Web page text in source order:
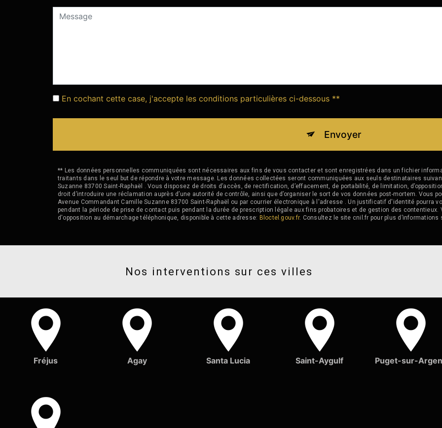
En cochant cette case, j'accepte les conditions particulières ci-dessous **
Envoyer
** Les données personnelles communiquées sont nécessaires aux fins de vous contacter et sont enregistrées dans un fichier
traitants dans le seul but de répondre à votre message. Les données collectées seront communiquées aux seuls destinataires
Suzanne 83700 Saint-Raphaël . Vous disposez de droits d’accès, de rectification, d’effacement, de portabilité, de limitation,
droit d’introduire une réclamation auprès d’une autorité de contrôle, ainsi que d’organiser le sort de vos données post-mortem. Vous
Avenue Commandant Camille Suzanne 83700 Saint-Raphaël ou par courrier électronique à l'adresse . Un justificatif d'identité pourra
pendant la période de prise de contact puis pendant la durée de prescription légale aux fins probatoires et de gestion des
d'opposition au démarchage téléphonique, disponible à cette adresse: Bloctel.gouv.fr. Consultez le site cnil.fr pour plus d’informations
Nos interventions sur ces villes
Fréjus Agay Santa Lucia Saint-Aygulf Puget-sur-